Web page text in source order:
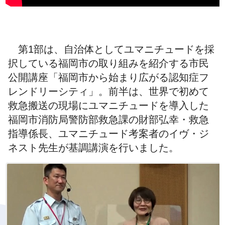
第1部は、自治体としてユマニチュードを採
択している福岡市の取り組みを紹介する市民
公開講座「福岡市から始まり広がる認知症フ
レンドリーシティ」。前半は、世界で初めて
救急搬送の現場にユマニチュードを導入した
福岡市消防局警防部救急課の財部弘幸・救急
指導係長、ユマニチュード考案者のイヴ・ジ
ネスト先生が基調講演を行いました。